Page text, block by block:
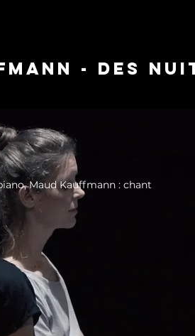
- Des
Maud Kauffmann : chant